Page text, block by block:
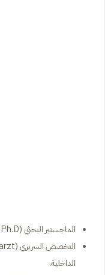
الماجستير البحثي (M.Sc. / Ph.D.) في العلوم الطبية الحيوية.
الداخلية.